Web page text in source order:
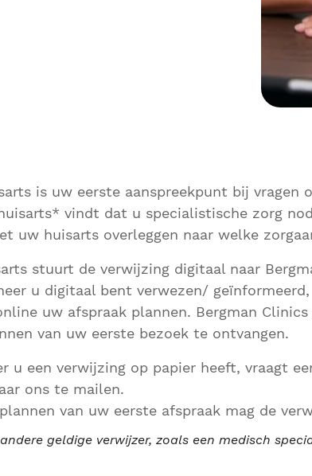
is uw eerste aanspreekpunt bij vragen
vindt dat u specialistische zorg
uw huisarts overleggen naar welke
stuurt de verwijzing digitaal naar
u digitaal bent verwezen/
uw afspraak plannen. Bergman
van uw eerste bezoek te ontvangen.
u een verwijzing op papier heeft, vraagt
ons te mailen.
van uw eerste afspraak mag de
geldige verwijzer, zoals een medisch